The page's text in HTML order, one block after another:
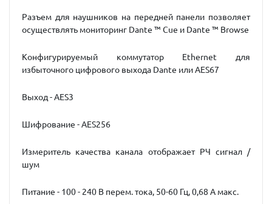
Разъем для наушников на передней панели позволяет
осуществлять мониторинг Dante ™ Cue и Dante ™ Browse
Конфигурируемый коммутатор Ethernet для
избыточного цифрового выхода Dante или AES67
Выход - AES3
Шифрование - AES256
Измеритель качества канала отображает РЧ сигнал /
шум
Питание - 100 - 240 В перем. тока, 50-60 Гц, 0,68 A макс.